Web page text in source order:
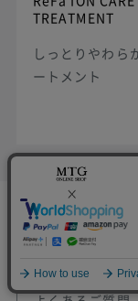
TREATMENT
しっとりやわら
ートメント
ご購入され